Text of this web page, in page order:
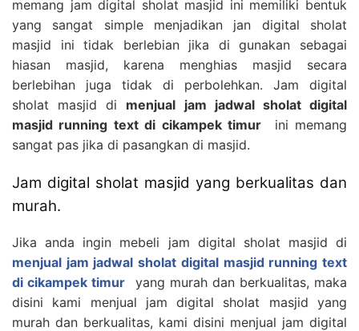
memang jam digital sholat masjid ini memiliki bentuk
yang sangat simple menjadikan jan digital sholat
masjid ini tidak berlebian jika di gunakan sebagai
hiasan masjid, karena menghias masjid secara
berlebihan juga tidak di perbolehkan. Jam digital
sholat masjid di menjual jam jadwal sholat digital
masjid running text di cikampek timurini memang
sangat pas jika di pasangkan di masjid.
Jam digital sholat masjid yang berkualitas dan
murah.
Jika anda ingin mebeli jam digital sholat masjid di
menjual jam jadwal sholat digital masjid running text
di cikampek timur yang murah dan berkualitas, maka
disini kami menjual jam digital sholat masjid yang
murah dan berkualitas, kami disini menjual jam digital